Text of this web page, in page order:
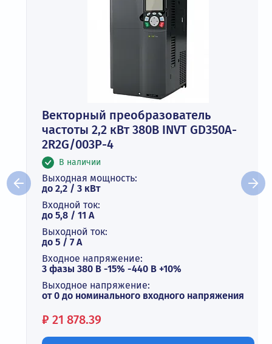
Векторный преобразователь
частоты 2,2 кВт 380В INVT GD350A-
2R2G/003P-4
В наличии
Выходная мощность:
до 2,2 / 3 кВт
Входной ток:
до 5,8 / 11 А
Выходной ток:
до 5 / 7 A
Входное напряжение:
3 фазы 380 В -15% -440 В +10%
Выходное напряжение:
от 0 до номинального входного напряжения
Цена:
₽ 21 878.39